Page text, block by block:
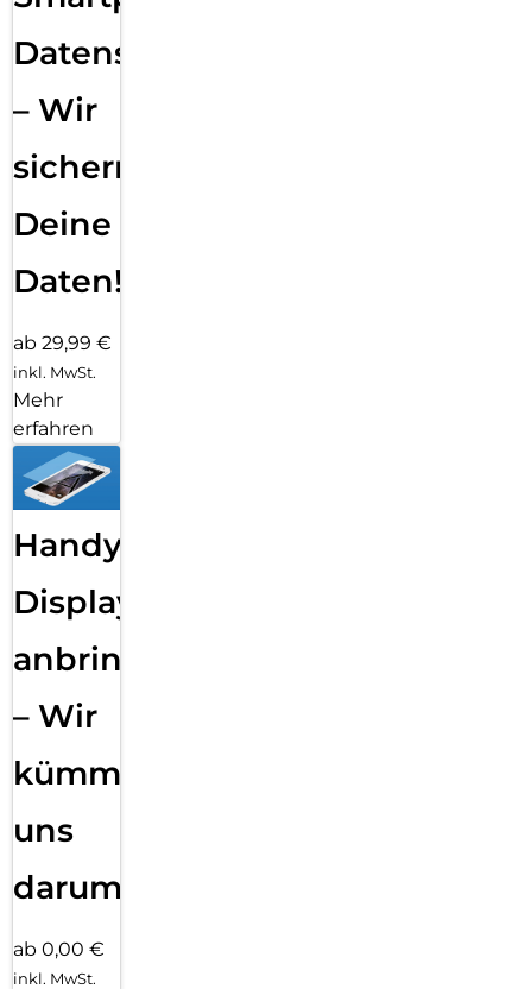
Datensicherung
– Wir
sichern
Deine
Daten!
ab 29,99 €
inkl. MwSt.
Mehr
erfahren
Handy
Displayfolie
anbringen
– Wir
kümmern
uns
darum!
ab 0,00 €
inkl. MwSt.